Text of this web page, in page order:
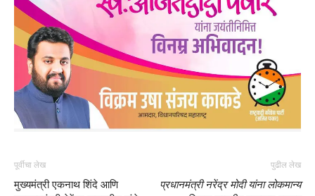
पूर्वीचा लेख
मुख्यमंत्री एकनाथ शिंदे आणि
पुढील लेख
प्रधानमंत्री नरेंद्र मोदी यांना लोकमान्य